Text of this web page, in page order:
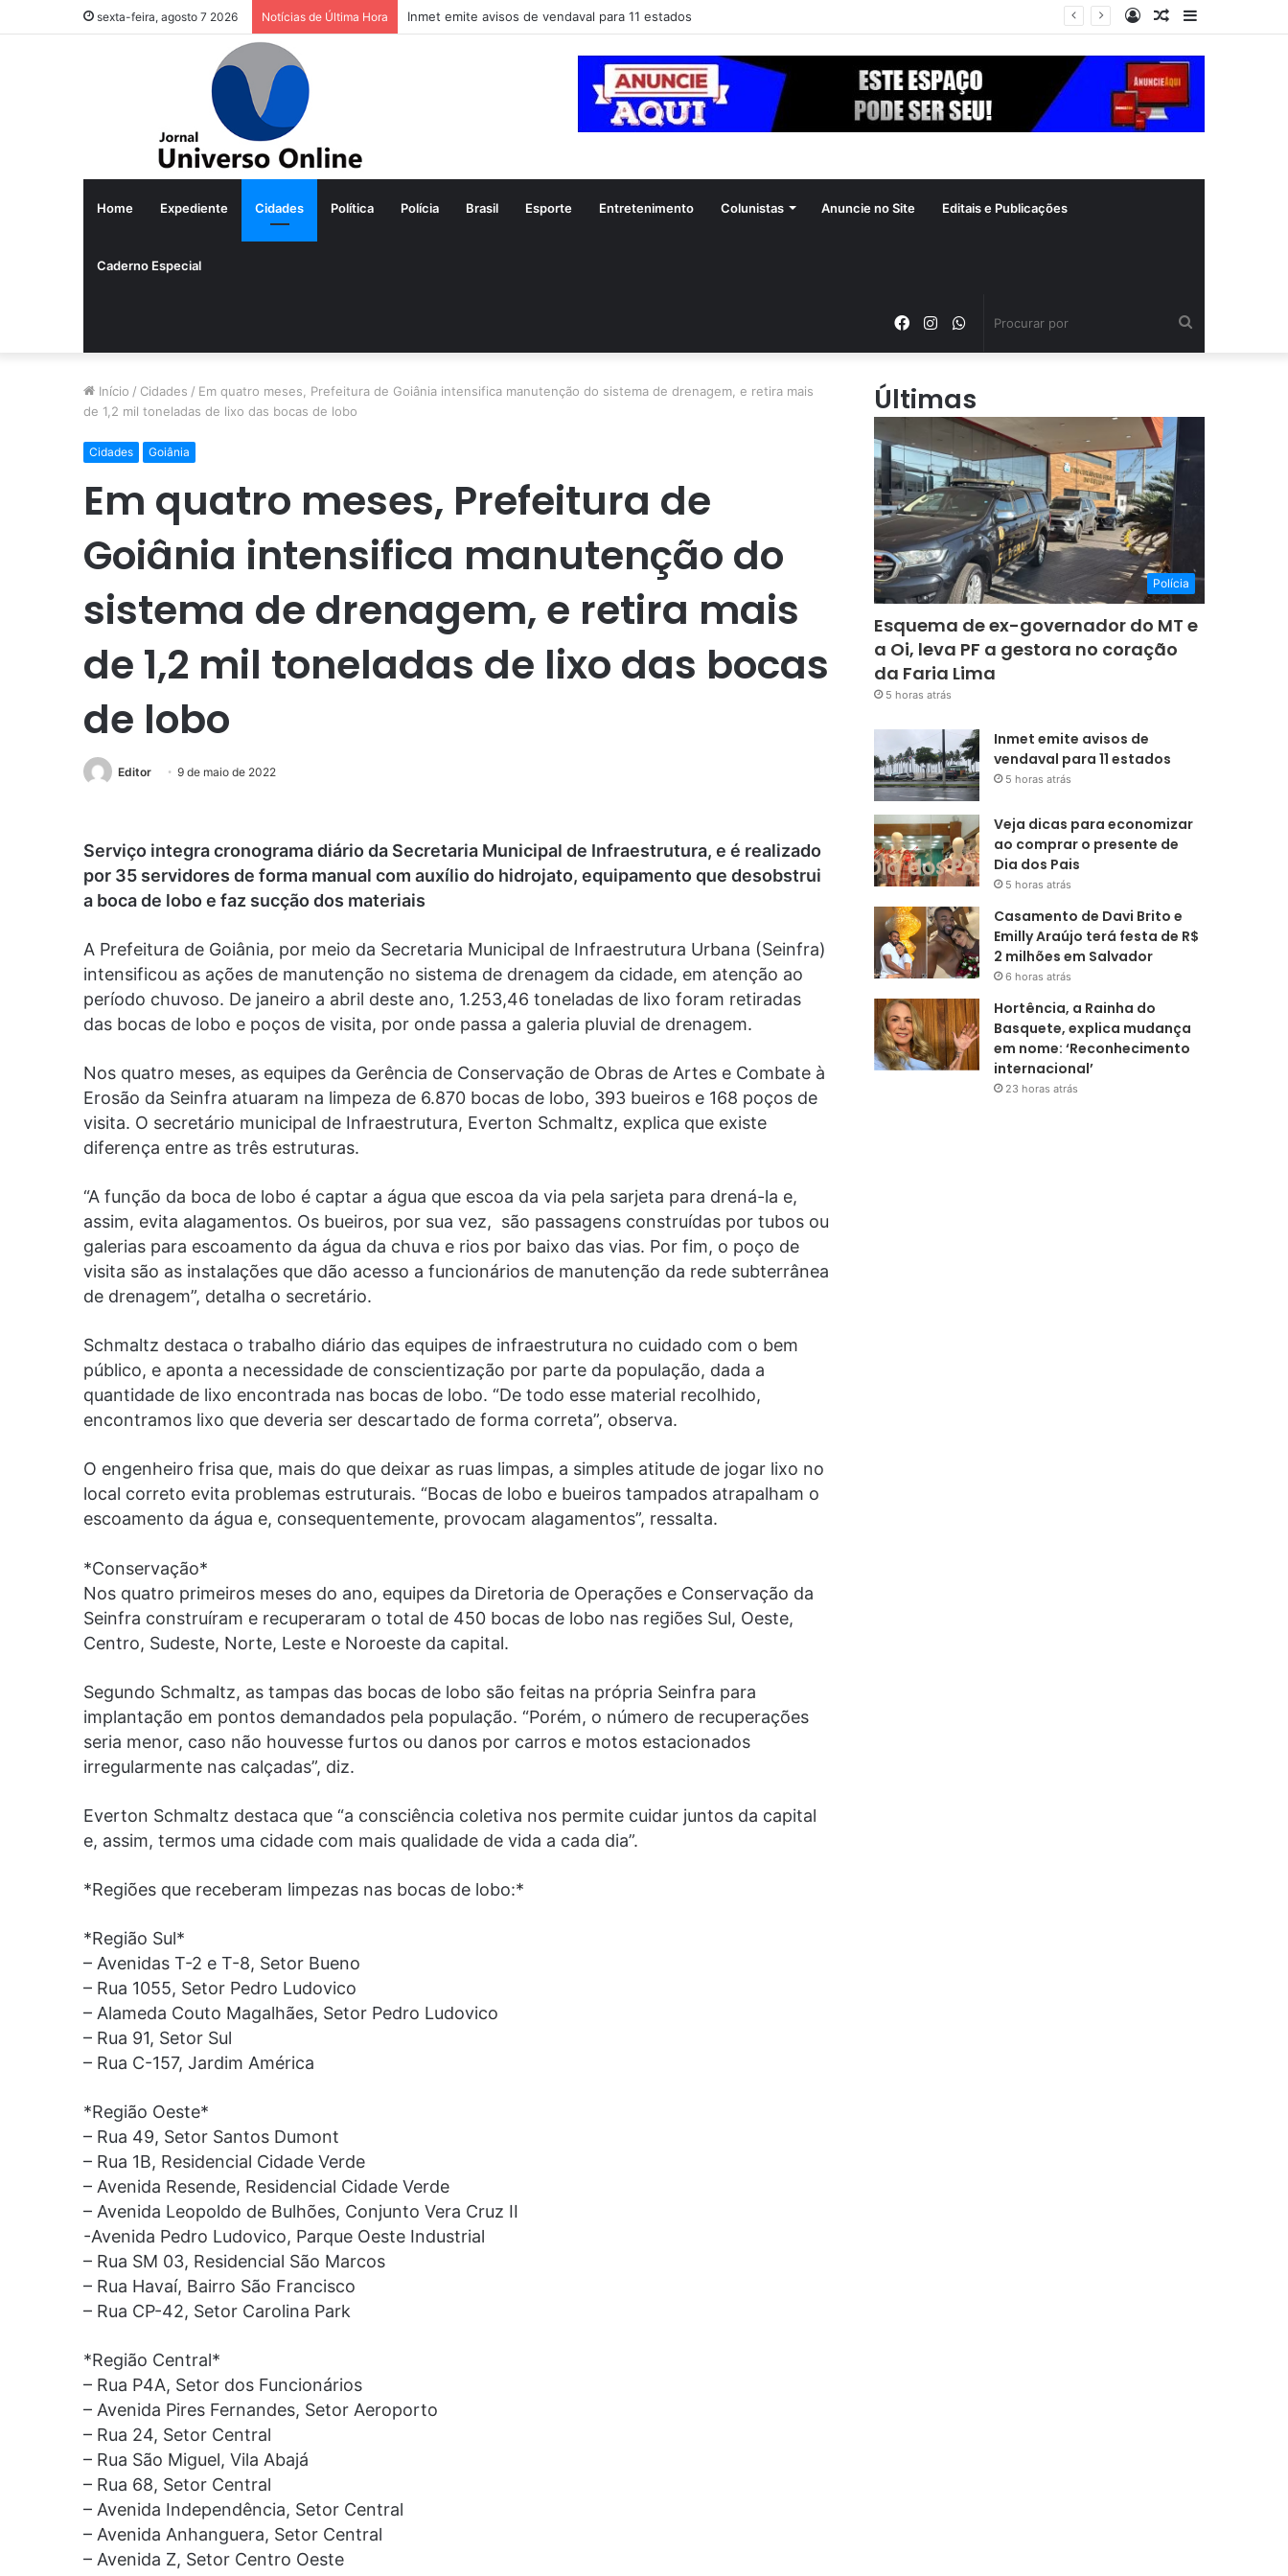
sexta-feira, agosto 7 2026 Notícias de Última Hora Inmet emite avisos de vendaval para 11 estados
Barra
Artigo
Entrar
Home Expediente Cidades Política Polícia Brasil Esporte Entretenimento Colunistas Anuncie no Site Editais e Publicações
Caderno Especial
WhatsApp
Instagram
Facebook
Início / Cidades / Em quatro meses, Prefeitura de Goiânia intensifica manutenção do sistema de drenagem, e retira mais
de 1,2 mil toneladas de lixo das bocas de lobo
Cidades Goiânia
Em quatro meses, Prefeitura de
Goiânia intensifica manutenção do
sistema de drenagem, e retira mais
de 1,2 mil toneladas de lixo das bocas
de lobo
Editor 9 de maio de 2022
Serviço integra cronograma diário da Secretaria Municipal de Infraestrutura, e é realizado
por 35 servidores de forma manual com auxílio do hidrojato, equipamento que desobstrui
a boca de lobo e faz sucção dos materiais
A Prefeitura de Goiânia, por meio da Secretaria Municipal de Infraestrutura Urbana (Seinfra)
intensificou as ações de manutenção no sistema de drenagem da cidade, em atenção ao
período chuvoso. De janeiro a abril deste ano, 1.253,46 toneladas de lixo foram retiradas
das bocas de lobo e poços de visita, por onde passa a galeria pluvial de drenagem.
Nos quatro meses, as equipes da Gerência de Conservação de Obras de Artes e Combate à
Erosão da Seinfra atuaram na limpeza de 6.870 bocas de lobo, 393 bueiros e 168 poços de
visita. O secretário municipal de Infraestrutura, Everton Schmaltz, explica que existe
diferença entre as três estruturas.
“A função da boca de lobo é captar a água que escoa da via pela sarjeta para drená-la e,
assim, evita alagamentos. Os bueiros, por sua vez, são passagens construídas por tubos ou
galerias para escoamento da água da chuva e rios por baixo das vias. Por fim, o poço de
visita são as instalações que dão acesso a funcionários de manutenção da rede subterrânea
de drenagem”, detalha o secretário.
Schmaltz destaca o trabalho diário das equipes de infraestrutura no cuidado com o bem
público, e aponta a necessidade de conscientização por parte da população, dada a
quantidade de lixo encontrada nas bocas de lobo. “De todo esse material recolhido,
encontramos lixo que deveria ser descartado de forma correta”, observa.
O engenheiro frisa que, mais do que deixar as ruas limpas, a simples atitude de jogar lixo no
local correto evita problemas estruturais. “Bocas de lobo e bueiros tampados atrapalham o
escoamento da água e, consequentemente, provocam alagamentos”, ressalta.
*Conservação*
Nos quatro primeiros meses do ano, equipes da Diretoria de Operações e Conservação da
Seinfra construíram e recuperaram o total de 450 bocas de lobo nas regiões Sul, Oeste,
Centro, Sudeste, Norte, Leste e Noroeste da capital.
Segundo Schmaltz, as tampas das bocas de lobo são feitas na própria Seinfra para
implantação em pontos demandados pela população. “Porém, o número de recuperações
seria menor, caso não houvesse furtos ou danos por carros e motos estacionados
irregularmente nas calçadas”, diz.
Everton Schmaltz destaca que “a consciência coletiva nos permite cuidar juntos da capital
e, assim, termos uma cidade com mais qualidade de vida a cada dia”.
*Regiões que receberam limpezas nas bocas de lobo:*
*Região Sul*
– Avenidas T-2 e T-8, Setor Bueno
– Rua 1055, Setor Pedro Ludovico
– Alameda Couto Magalhães, Setor Pedro Ludovico
– Rua 91, Setor Sul
– Rua C-157, Jardim América
*Região Oeste*
– Rua 49, Setor Santos Dumont
– Rua 1B, Residencial Cidade Verde
– Avenida Resende, Residencial Cidade Verde
– Avenida Leopoldo de Bulhões, Conjunto Vera Cruz II
-Avenida Pedro Ludovico, Parque Oeste Industrial
– Rua SM 03, Residencial São Marcos
– Rua Havaí, Bairro São Francisco
– Rua CP-42, Setor Carolina Park
*Região Central*
– Rua P4A, Setor dos Funcionários
– Avenida Pires Fernandes, Setor Aeroporto
– Rua 24, Setor Central
– Rua São Miguel, Vila Abajá
– Rua 68, Setor Central
– Avenida Independência, Setor Central
– Avenida Anhanguera, Setor Central
– Avenida Z, Setor Centro Oeste
Últimas
Polícia
Esquema de ex-governador do MT e
a Oi, leva PF a gestora no coração
da Faria Lima
5 horas atrás
Inmet emite avisos de
vendaval para 11 estados
5 horas atrás
Veja dicas para economizar
ao comprar o presente de
Dia dos Pais
5 horas atrás
Casamento de Davi Brito e
Emilly Araújo terá festa de R$
2 milhões em Salvador
6 horas atrás
Hortência, a Rainha do
Basquete, explica mudança
em nome: ‘Reconhecimento
internacional’
23 horas atrás